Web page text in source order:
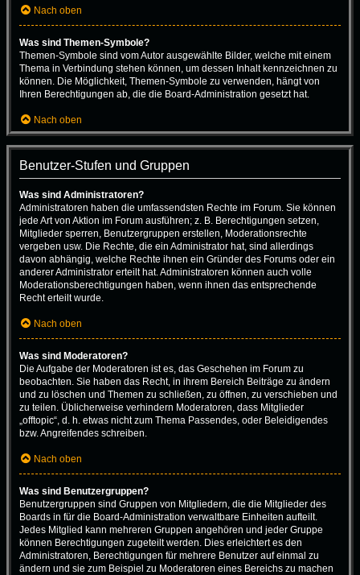
Nach oben
Was sind Themen-Symbole?
Themen-Symbole sind vom Autor ausgewählte Bilder, welche mit einem
Thema in Verbindung stehen können, um dessen Inhalt kennzeichnen zu
können. Die Möglichkeit, Themen-Symbole zu verwenden, hängt von
Ihren Berechtigungen ab, die die Board-Administration gesetzt hat.
Nach oben
Benutzer-Stufen und Gruppen
Was sind Administratoren?
Administratoren haben die umfassendsten Rechte im Forum. Sie können
jede Art von Aktion im Forum ausführen; z. B. Berechtigungen setzen,
Mitglieder sperren, Benutzergruppen erstellen, Moderationsrechte
vergeben usw. Die Rechte, die ein Administrator hat, sind allerdings
davon abhängig, welche Rechte ihnen ein Gründer des Forums oder ein
anderer Administrator erteilt hat. Administratoren können auch volle
Moderationsberechtigungen haben, wenn ihnen das entsprechende
Recht erteilt wurde.
Nach oben
Was sind Moderatoren?
Die Aufgabe der Moderatoren ist es, das Geschehen im Forum zu
beobachten. Sie haben das Recht, in ihrem Bereich Beiträge zu ändern
und zu löschen und Themen zu schließen, zu öffnen, zu verschieben und
zu teilen. Üblicherweise verhindern Moderatoren, dass Mitglieder
„offtopic“, d. h. etwas nicht zum Thema Passendes, oder Beleidigendes
bzw. Angreifendes schreiben.
Nach oben
Was sind Benutzergruppen?
Benutzergruppen sind Gruppen von Mitgliedern, die die Mitglieder des
Boards in für die Board-Administration verwaltbare Einheiten aufteilt.
Jedes Mitglied kann mehreren Gruppen angehören und jeder Gruppe
können Berechtigungen zugeteilt werden. Dies erleichtert es den
Administratoren, Berechtigungen für mehrere Benutzer auf einmal zu
ändern und sie zum Beispiel zu Moderatoren eines Bereichs zu machen